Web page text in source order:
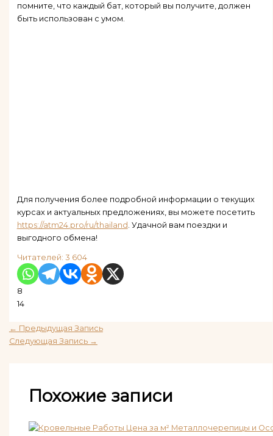
помните, что каждый бат, который вы получите, должен
быть использован с умом.
Для получения более подробной информации о текущих
курсах и актуальных предложениях, вы можете посетить
https://atm24.pro/ru/thailand . Удачной вам поездки и
выгодного обмена!
Читателей: 3 604
8
14
← Предыдущая Запись
Следующая Запись →
Похожие записи